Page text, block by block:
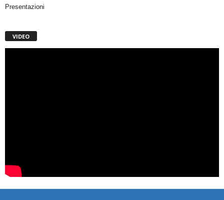
Presentazioni
VIDEO